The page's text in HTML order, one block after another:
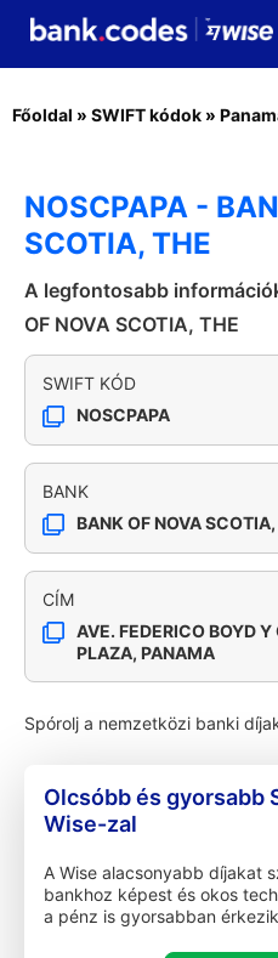
Főoldal » SWIFT kódok »
NOSCPAPA -
SCOTIA, THE
A legfontosabb
OF NOVA SCOTIA, THE
SWIFT KÓD
NOSCPAPA
BANK
BANK OF NOVA SCOTIA,
CÍM
AVE. FEDERICO BOYD
PLAZA, PANAMA
Spórolj a nemzetközi banki
Olcsóbb és gyorsabb
Wise-zal
A Wise alacsonyabb díjakat
bankhoz képest és okos
a pénz is gyorsabban